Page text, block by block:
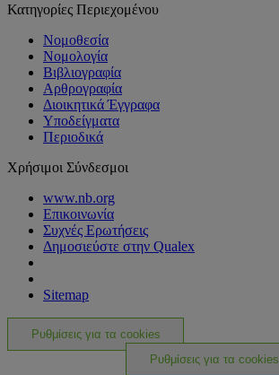
Κατηγορίες Περιεχομένου
Νομοθεσία
Νομολογία
Βιβλιογραφία
Αρθρογραφία
Διοικητικά Έγγραφα
Υποδείγματα
Περιοδικά
Χρήσιμοι Σύνδεσμοι
www.nb.org
Επικοινωνία
Συχνές Ερωτήσεις
Δημοσιεύστε στην Qualex
Sitemap
Ρυθμίσεις για τα cookies
Ρυθμίσεις για τα cookies